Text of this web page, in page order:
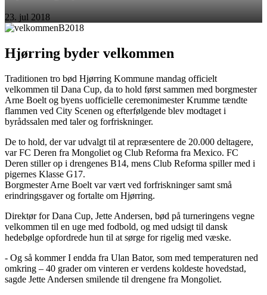
23. jul 2018
Hjørring byder velkommen
Traditionen tro bød Hjørring Kommune mandag officielt
velkommen til Dana Cup, da to hold først sammen med borgmester
Arne Boelt og byens uofficielle ceremonimester Krumme tændte
flammen ved City Scenen og efterfølgende blev modtaget i
byrådssalen med taler og forfriskninger.
De to hold, der var udvalgt til at repræsentere de 20.000 deltagere,
var FC Deren fra Mongoliet og Club Reforma fra Mexico. FC
Deren stiller op i drengenes B14, mens Club Reforma spiller med i
pigernes Klasse G17.
Borgmester Arne Boelt var vært ved forfriskninger samt små
erindringsgaver og fortalte om Hjørring.
Direktør for Dana Cup, Jette Andersen, bød på turneringens vegne
velkommen til en uge med fodbold, og med udsigt til dansk
hedebølge opfordrede hun til at sørge for rigelig med væske.
- Og så kommer I endda fra Ulan Bator, som med temperaturen ned
omkring – 40 grader om vinteren er verdens koldeste hovedstad,
sagde Jette Andersen smilende til drengene fra Mongoliet.